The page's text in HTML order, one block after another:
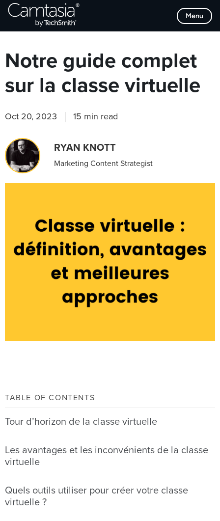
Passer
directement
Menu
Browse Categories
Notre guide complet
sur la classe virtuelle
Oct 20, 2023 15 min read
RYAN KNOTT
Marketing Content Strategist
TABLE OF CONTENTS
Tour d’horizon de la classe virtuelle
Les avantages et les inconvénients de la classe
virtuelle
Quels outils utiliser pour créer votre classe
virtuelle ?